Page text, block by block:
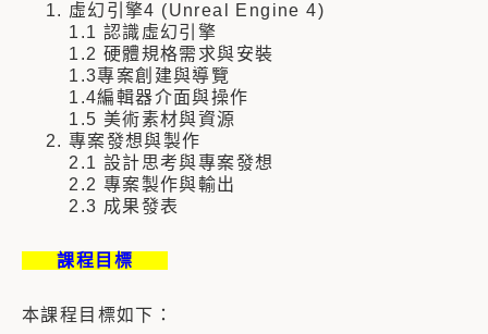
1. 虛幻引擎4 (Unreal Engine 4)
1.1 認識虛幻引擎
1.2 硬體規格需求與安裝
1.3專案創建與導覽
1.4編輯器介面與操作
1.5 美術素材與資源
2. 專案發想與製作
2.1 設計思考與專案發想
2.2 專案製作與輸出
2.3 成果發表
課程目標
本課程目標如下：